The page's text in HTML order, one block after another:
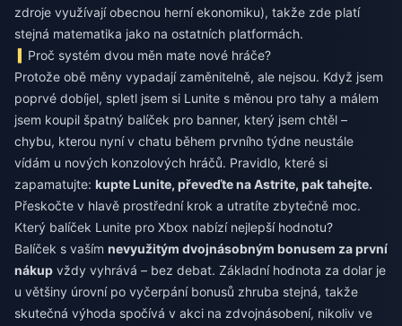
zdroje využívají obecnou herní ekonomiku), takže zde platí
stejná matematika jako na ostatních platformách.
Proč systém dvou měn mate nové hráče?
Protože obě měny vypadají zaměnitelně, ale nejsou. Když jsem
poprvé dobíjel, spletl jsem si Lunite s měnou pro tahy a málem
jsem koupil špatný balíček pro banner, který jsem chtěl –
chybu, kterou nyní v chatu během prvního týdne neustále
vídám u nových konzolových hráčů. Pravidlo, které si
zapamatujte: kupte Lunite, převeďte na Astrite, pak tahejte.
Přeskočte v hlavě prostřední krok a utratíte zbytečně moc.
Který balíček Lunite pro Xbox nabízí nejlepší hodnotu?
Balíček s vaším nevyužitým dvojnásobným bonusem za první
nákup vždy vyhrává – bez debat. Základní hodnota za dolar je
u většiny úrovní po vyčerpání bonusů zhruba stejná, takže
skutečná výhoda spočívá v akci na zdvojnásobení, nikoliv ve